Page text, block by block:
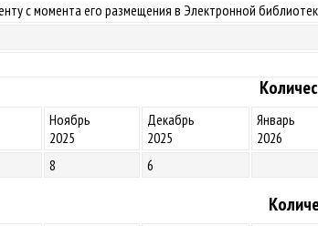
с момента его размещения в Электронной
Ноябрь
2025
Декабрь
2025
Январь
2026
8 6